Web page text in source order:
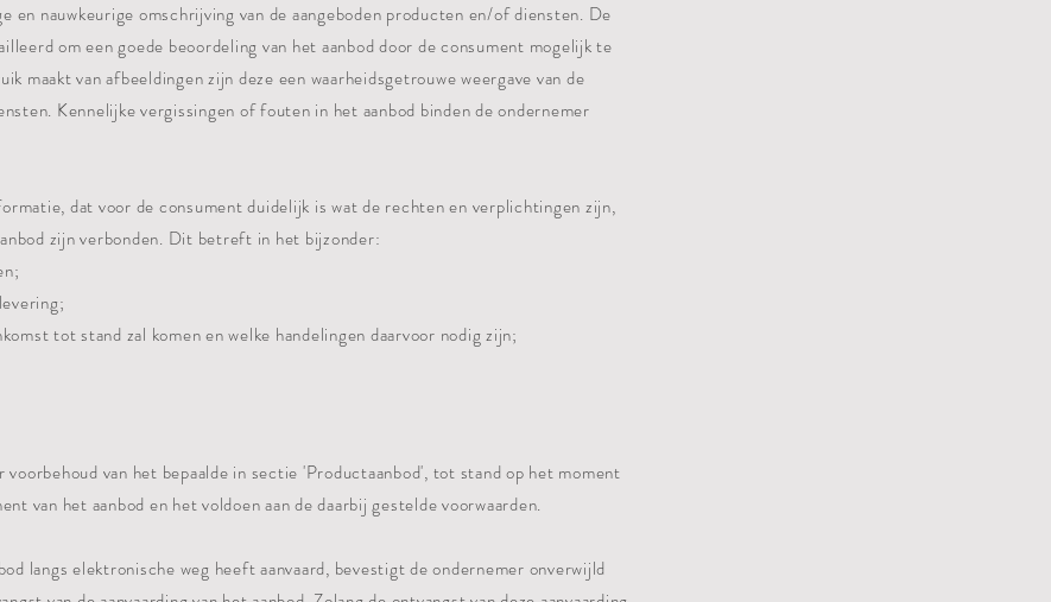
en nauwkeurige omschrijving van de aangeboden producten en/of diensten. De
om een goede beoordeling van het aanbod door de consument mogelijk te
maakt van afbeeldingen zijn deze een waarheidsgetrouwe weergave van de
Kennelijke vergissingen of fouten in het aanbod binden de ondernemer
dat voor de consument duidelijk is wat de rechten en verplichtingen zijn,
zijn verbonden. Dit betreft in het bijzonder:
tot stand zal komen en welke handelingen daarvoor nodig zijn;
voorbehoud van het bepaalde in sectie 'Productaanbod', tot stand op het moment
van het aanbod en het voldoen aan de daarbij gestelde voorwaarden.
langs elektronische weg heeft aanvaard, bevestigt de ondernemer onverwijld